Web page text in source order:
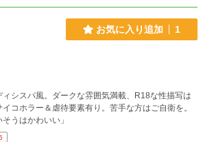
お気に入り追加 1
ィシスパ風。ダークな雰囲気満載、R18な性描写は
イコホラー＆虐待要素有り。苦手な方はご自衛を。
そうはかわいい」